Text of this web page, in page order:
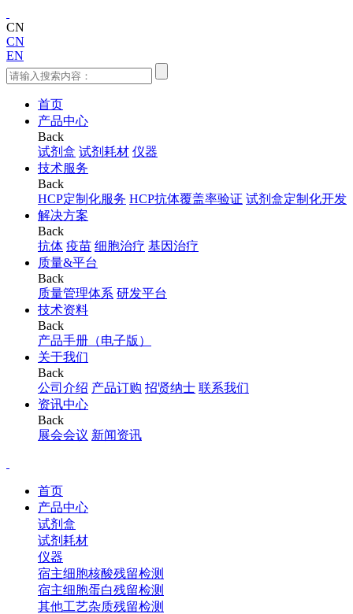
CN
CN
EN
首页
产品中心
Back
试剂盒 试剂耗材 仪器
技术服务
Back
HCP定制化服务 HCP抗体覆盖率验证 试剂盒定制化开发
解决方案
Back
抗体 疫苗 细胞治疗 基因治疗
质量&平台
Back
质量管理体系 研发平台
技术资料
Back
产品手册（电子版）
关于我们
Back
公司介绍 产品订购 招贤纳士 联系我们
资讯中心
Back
展会会议 新闻资讯
首页
产品中心
试剂盒
试剂耗材
仪器
宿主细胞核酸残留检测
宿主细胞蛋白残留检测
其他工艺杂质残留检测